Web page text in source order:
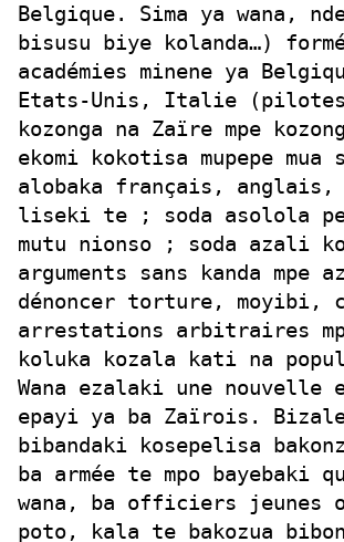
Belgique. Sima ya wana,
bisusu biye kolanda…)
académies minene ya
Etats-Unis, Italie
kozonga na Zaïre mpe
ekomi kokotisa mupepe
alobaka français,
liseki te ; soda asolola
mutu nionso ; soda azali
arguments sans kanda mpe
dénoncer torture, moyibi,
arrestations arbitraires
koluka kozala kati na
Wana ezalaki une nouvelle
epayi ya ba Zaïrois.
bibandaki kosepelisa
ba armée te mpo bayebaki
wana, ba officiers jeunes
poto, kala te bakozua